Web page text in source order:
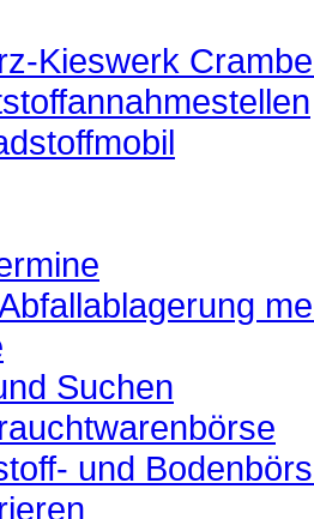
Kieswerk
Suchen
und